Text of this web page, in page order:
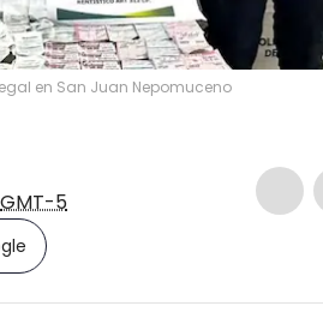
en San Juan Nepomuceno
GMT-5